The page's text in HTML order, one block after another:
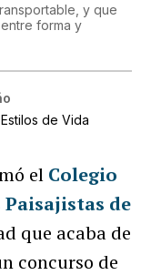
y que
forma y
de Vida
el Colegio
de
que acaba de
concurso de